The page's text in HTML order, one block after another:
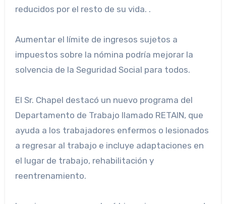
reducidos por el resto de su vida. .
Aumentar el límite de ingresos sujetos a
impuestos sobre la nómina podría mejorar la
solvencia de la Seguridad Social para todos.
El Sr. Chapel destacó un nuevo programa del
Departamento de Trabajo llamado RETAIN, que
ayuda a los trabajadores enfermos o lesionados
a regresar al trabajo e incluye adaptaciones en
el lugar de trabajo, rehabilitación y
reentrenamiento.